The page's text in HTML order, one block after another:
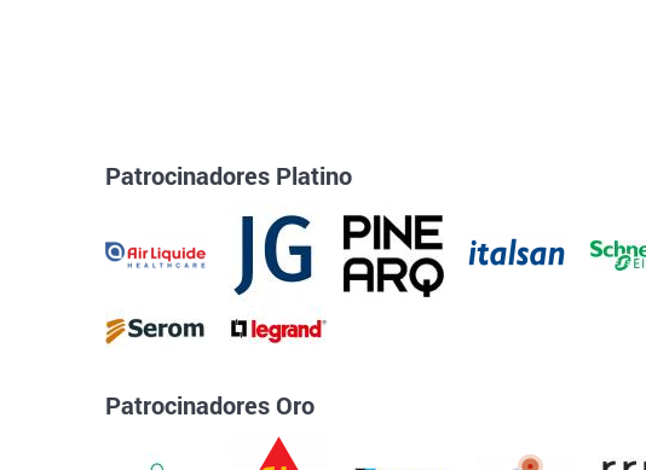
Patrocinadores Platino
Patrocinadores Oro